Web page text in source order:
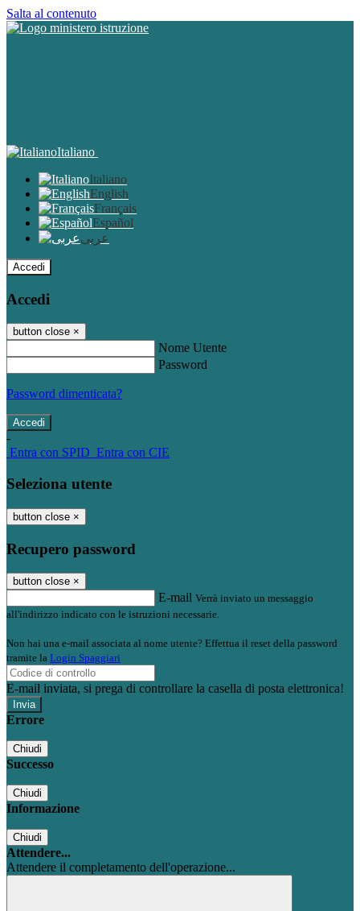
Salta al contenuto
Italiano
Italiano
English
Français
Español
عربى
Accedi
Accedi
button close ×
Nome Utente
Password
Password dimenticata?
-
Entra con SPID Entra con CIE
Seleziona utente
button close ×
Recupero password
button close ×
E-mail Verrà inviato un messaggio
all'indirizzo indicato con le istruzioni necessarie.
Non hai una e-mail associata al nome utente? Effettua il reset della password
tramite la Login Spaggiari
E-mail inviata, si prega di controllare la casella di posta elettronica!
Errore
Chiudi
Successo
Chiudi
Informazione
Chiudi
Attendere...
Attendere il completamento dell'operazione...